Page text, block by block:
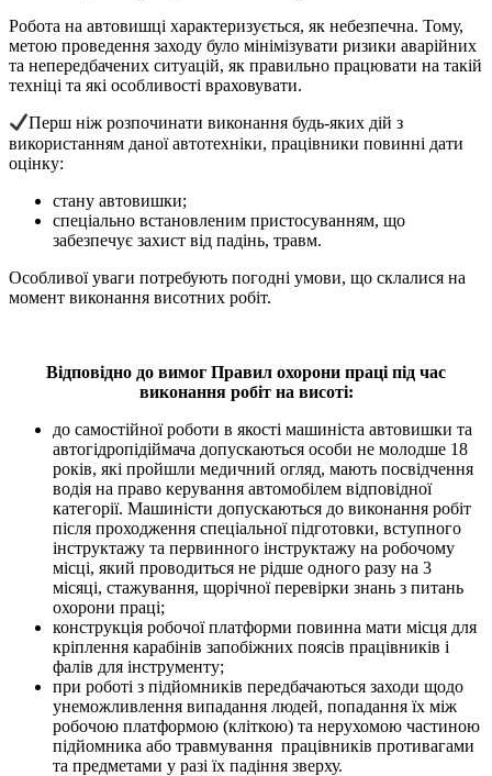
Робота на автовишці характеризується, як небезпечна. Тому,
метою проведення заходу було мінімізувати ризики аварійних
та непередбачених ситуацій, як правильно працювати на такій
техніці та які особливості враховувати.
Перш ніж розпочинати виконання будь-яких дій з
використанням даної автотехніки, працівники повинні дати
оцінку:
стану автовишки;
спеціально встановленим пристосуванням, що
забезпечує захист від падінь, травм.
Особливої уваги потребують погодні умови, що склалися на
момент виконання висотних робіт.
Відповідно до вимог Правил охорони праці під час
виконання робіт на висоті:
до самостійної роботи в якості машиніста автовишки та
автогідропідіймача допускаються особи не молодше 18
років, які пройшли медичний огляд, мають посвідчення
водія на право керування автомобілем відповідної
категорії. Машиністи допускаються до виконання робіт
після проходження спеціальної підготовки, вступного
інструктажу та первинного інструктажу на робочому
місці, який проводиться не рідше одного разу на 3
місяці, стажування, щорічної перевірки знань з питань
охорони праці;
конструкція робочої платформи повинна мати місця для
кріплення карабінів запобіжних поясів працівників і
фалів для інструменту;
при роботі з підйомників передбачаються заходи щодо
унеможливлення випадання людей, попадання їх між
робочою платформою (кліткою) та нерухомою частиною
підйомника або травмування працівників противагами
та предметами у разі їх падіння зверху.